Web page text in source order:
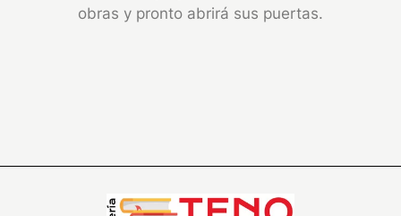
obras y pronto abrirá sus puertas.